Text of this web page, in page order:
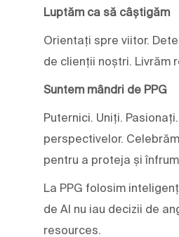
Luptăm ca să câștigăm
Orientați spre viitor.
de clienții noștri. Livrăm
Suntem mândri de PPG
Puternici. Uniți.
perspectivelor.
pentru a proteja și
La PPG folosim
de AI nu iau decizii de
resources.